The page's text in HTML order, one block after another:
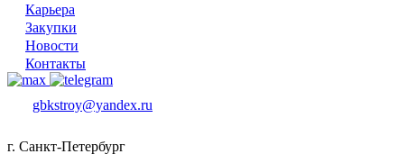
Карьера
Закупки
Новости
Контакты
gbkstroy@yandex.ru
г. Санкт-Петербург